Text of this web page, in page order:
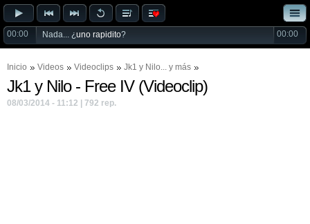
00:00 Nada... ¿uno rapidito? 00:00
Inicio Videos Videoclips Jk1 y Nilo... y más
Jk1 y Nilo - Free IV (Videoclip)
08/03/2014 - 11:12 | 792 rep.